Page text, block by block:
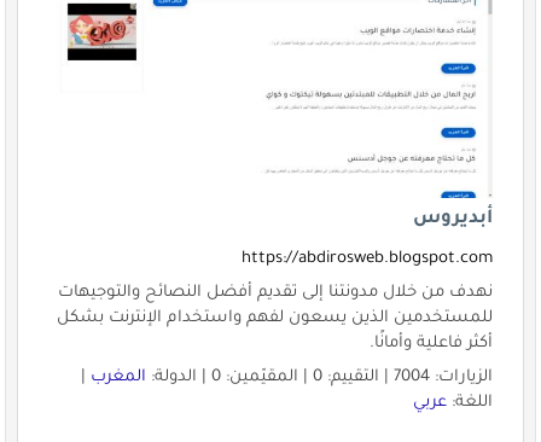
أبديروس
https://abdirosweb.blogspot.com
نهدف من خلال مدونتنا إلى تقديم أفضل النصائح والتوجيهات
للمستخدمين الذين يسعون لفهم واستخدام الإنترنت بشكل
أكثر فاعلية وأمانًا.
الزيارات: 7004 | التقييم: 0 | المقيّمين: 0 | الدولة:
المغرب|
اللغة: عربي